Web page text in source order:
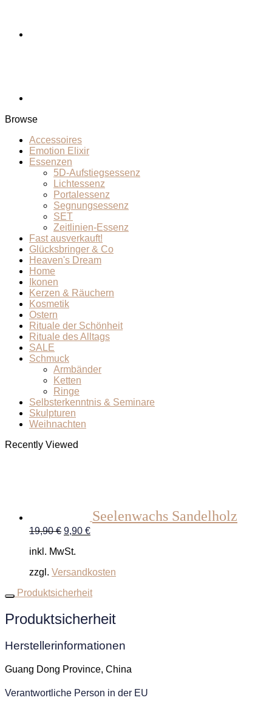
Browse
Accessoires
Emotion Elixir
Essenzen
5D-Aufstiegsessenz
Lichtessenz
Portalessenz
Segnungsessenz
SET
Zeitlinien-Essenz
Fast ausverkauft!
Glücksbringer & Co
Heaven's Dream
Home
Ikonen
Kerzen & Räuchern
Kosmetik
Ostern
Rituale der Schönheit
Rituale des Alltags
SALE
Schmuck
Armbänder
Ketten
Ringe
Selbsterkenntnis & Seminare
Skulpturen
Weihnachten
Recently Viewed
Seelenwachs Sandelholz
19,90€ Ursprünglicher
war:
9,90 €Aktueller
inkl. MwSt.
zzgl. Versandkosten
Produktsicherheit
Produktsicherheit
Herstellerinformationen
Guang Dong Province, China
Verantwortliche Person in der EU